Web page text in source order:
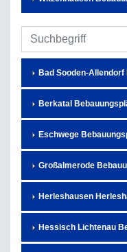
Bad Sooden-
Berkatal
Eschwege
Großalmerode
Herleshausen
Hessisch Lichtenau